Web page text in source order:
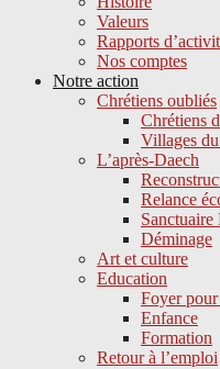
Valeurs
Rapports
Nos comptes
Notre action
Chrétiens oubliés
Chrétiens
Villages
L’après-Daech
Relance
Déminage
Art et culture
Education
Foyer pour
Enfance
Formation
Retour à l’emploi